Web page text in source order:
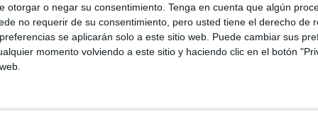
otorgar o negar su consentimiento. Tenga en cuenta que algún
no requerir de su consentimiento, pero usted tiene el derecho de
se aplicarán solo a este sitio web. Puede cambiar sus
momento volviendo a este sitio y haciendo clic en el botón
els artistes senegalesos virtuosos
a Catalunya, i Seckou Keita,
al Centre Cultural La Mercè de
de Seckou Keita & Momi Maiga és
Festival.